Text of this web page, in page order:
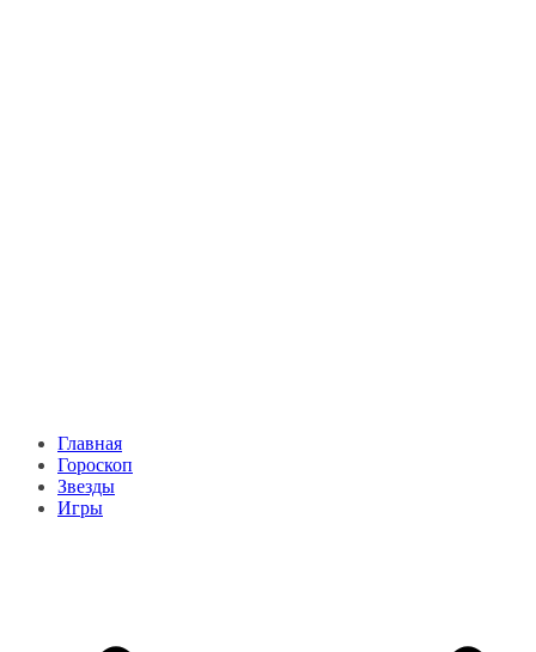
Главная
Гороскоп
Звезды
Игры